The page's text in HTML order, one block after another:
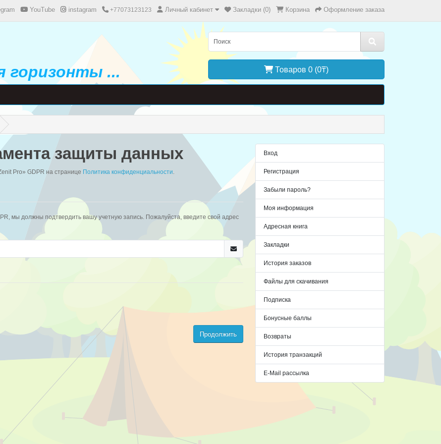
YouTube instagram +77073123123 Личный кабинет Закладки (0) Корзина Оформление заказа
горизонты ... Товаров 0 (0₸)
защиты данных
Pro» GDPR на странице Политика конфиденциальности.
мы должны подтвердить вашу учетную запись. Пожалуйста, введите свой адрес
Продолжить
Вход
Регистрация
Забыли пароль?
Моя информация
Адресная книга
Закладки
История заказов
Файлы для скачивания
Подписка
Бонусные баллы
Возвраты
История транзакций
E-Mail рассылка